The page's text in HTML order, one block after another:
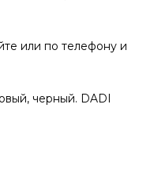
или по телефону и
черный. DADI